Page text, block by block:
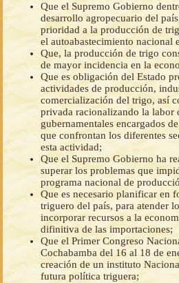
Que el Supremo Gobierno
desarrollo agropecuario del
prioridad a la producción de
el autoabastecimiento nacional
Que, la producción de trigo
de mayor incidencia en la
Que es obligación del Estado
actividades de producción,
comercialización del trigo, así
privada racionalizando la labor
gubernamentales encargados
que confrontan los diferentes
esta actividad;
Que el Supremo Gobierno ha
superar los problemas que
programa nacional de
Que es necesario planificar en
triguero del país, para atender
incorporar recursos a la
difinitiva de las importaciones;
Que el Primer Congreso
Cochabamba del 16 al 18 de
creación de un instituto
futura política triguera;